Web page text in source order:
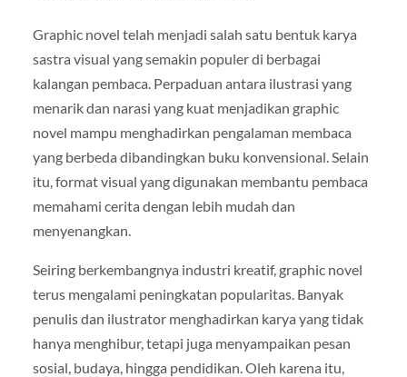
Graphic novel telah menjadi salah satu bentuk karya
sastra visual yang semakin populer di berbagai
kalangan pembaca. Perpaduan antara ilustrasi yang
menarik dan narasi yang kuat menjadikan graphic
novel mampu menghadirkan pengalaman membaca
yang berbeda dibandingkan buku konvensional. Selain
itu, format visual yang digunakan membantu pembaca
memahami cerita dengan lebih mudah dan
menyenangkan.
Seiring berkembangnya industri kreatif, graphic novel
terus mengalami peningkatan popularitas. Banyak
penulis dan ilustrator menghadirkan karya yang tidak
hanya menghibur, tetapi juga menyampaikan pesan
sosial, budaya, hingga pendidikan. Oleh karena itu,